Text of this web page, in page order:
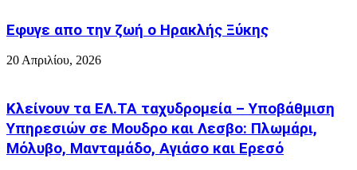
και
μετα
ΠΗΓΑΣΟΣ
ξανα...
!!!
Εφυγε απο την ζωή o Ηρακλής Ξύκης
20 Απριλίου, 2026
Κλείνουν τα ΕΛ.ΤΑ ταχυδρομεία – Υποβάθμιση
Υπηρεσιών σε Μουδρο και Λεσβο: Πλωμάρι,
Μόλυβο, Μανταμάδο, Αγιάσο και Ερεσό